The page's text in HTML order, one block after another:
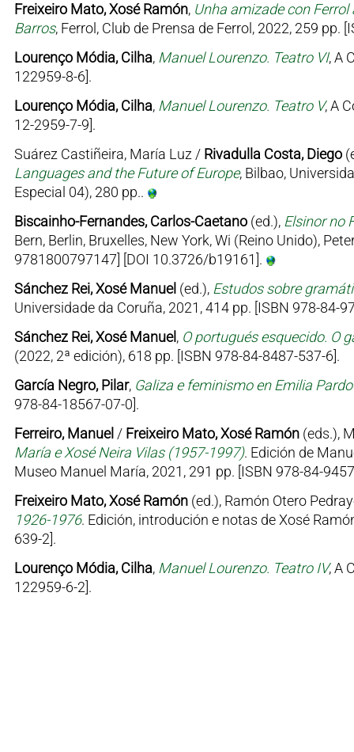
Freixeiro Mato, Xosé Ramón, Unha amizade con
Barros, Ferrol, Club de Prensa de Ferrol, 2022, 259 pp.
Lourenço Módia, Cilha, Manuel Lourenzo. Teatro VI, A
122959-8-6].
Lourenço Módia, Cilha, Manuel Lourenzo. Teatro V, A
12-2959-7-9].
Suárez Castiñeira, María Luz / Rivadulla Costa, Diego
Languages and the Future of Europe, Bilbao,
Especial 04), 280 pp..
Biscainho-Fernandes, Carlos-Caetano(ed.), Elsinor no
Bern, Berlin, Bruxelles, New York, Wi (Reino Unido),
9781800797147] [DOI 10.3726/b19161].
Sánchez Rei, Xosé Manuel (ed.), Estudos sobre
Universidade da Coruña, 2021, 414 pp. [ISBN 978-84-
Sánchez Rei, Xosé Manuel, O portugués esquecido. O
(2022, 2ª edición), 618 pp. [ISBN 978-84-8487-537-6].
García Negro, Pilar, Galiza e feminismo en Emilia
978-84-18567-07-0].
Ferreiro, Manuel / Freixeiro Mato, Xosé Ramón(eds.),
María e Xosé Neira Vilas (1957-1997). Edición de
Museo Manuel María, 2021, 291 pp. [ISBN 978-84-
Freixeiro Mato, Xosé Ramón(ed.), Ramón Otero
1926-1976. Edición, introdución e notas de Xosé
639-2].
Lourenço Módia, Cilha, Manuel Lourenzo. Teatro IV, A
122959-6-2].